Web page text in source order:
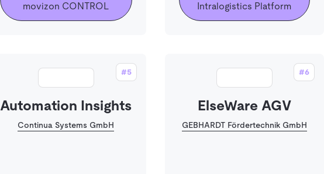
movizon CONTROL
Intralogistics Platform
#5
Automation Insights
Continua Systems GmbH
#6
ElseWare AGV
GEBHARDT Fördertechnik GmbH